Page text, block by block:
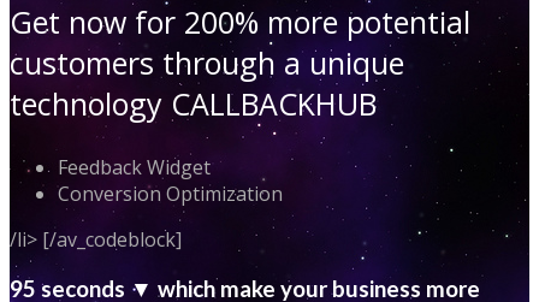
Get now for 200% more potential
customers through a unique
technology CALLBACKHUB
Feedback Widget
Conversion Optimization
/li> [/av_codeblock]
95 seconds ▼ which make your business more